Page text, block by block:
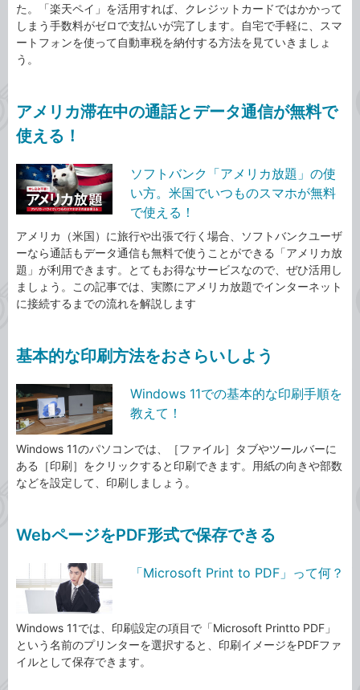
た。「楽天ペイ」を活用すれば、クレジットカードではかかって
しまう手数料がゼロで支払いが完了します。自宅で手軽に、スマ
ートフォンを使って自動車税を納付する方法を見ていきましょ
う。
アメリカ滞在中の通話とデータ通信が無料で
使える！
ソフトバンク「アメリカ放題」の使
い方。米国でいつものスマホが無料
で使える！
アメリカ（米国）に旅行や出張で行く場合、ソフトバンクユーザ
ーなら通話もデータ通信も無料で使うことができる「アメリカ放
題」が利用できます。とてもお得なサービスなので、ぜひ活用し
ましょう。この記事では、実際にアメリカ放題でインターネット
に接続するまでの流れを解説します
基本的な印刷方法をおさらいしよう
Windows 11での基本的な印刷手順を
教えて！
Windows 11のパソコンでは、［ファイル］タブやツールバーに
ある［印刷］をクリックすると印刷できます。用紙の向きや部数
などを設定して、印刷しましょう。
WebページをPDF形式で保存できる
「Microsoft Print to PDF」って何？
Windows 11では、印刷設定の項目で「Microsoft Printto PDF」
という名前のプリンターを選択すると、印刷イメージをPDFファ
イルとして保存できます。